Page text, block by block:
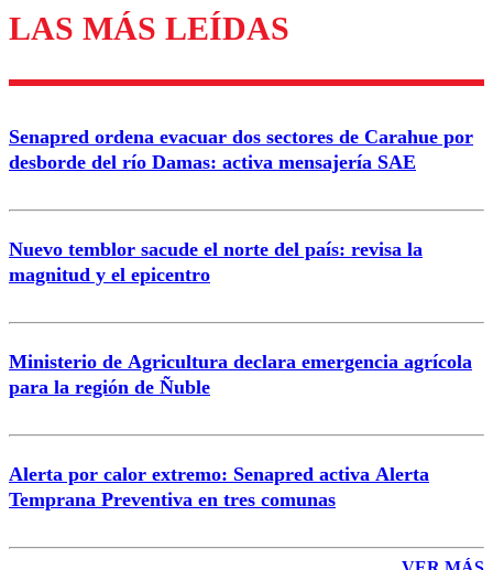
Los comentarios son moderados para garantizar un
diálogo respetuoso.
Nombre
Correo
LAS MÁS LEÍDAS
Senapred ordena evacuar dos sectores de Carahue por
desborde del río Damas: activa mensajería SAE
Nuevo temblor sacude el norte del país: revisa la
magnitud y el epicentro
Ministerio de Agricultura declara emergencia agrícola
para la región de Ñuble
Alerta por calor extremo: Senapred activa Alerta
Temprana Preventiva en tres comunas